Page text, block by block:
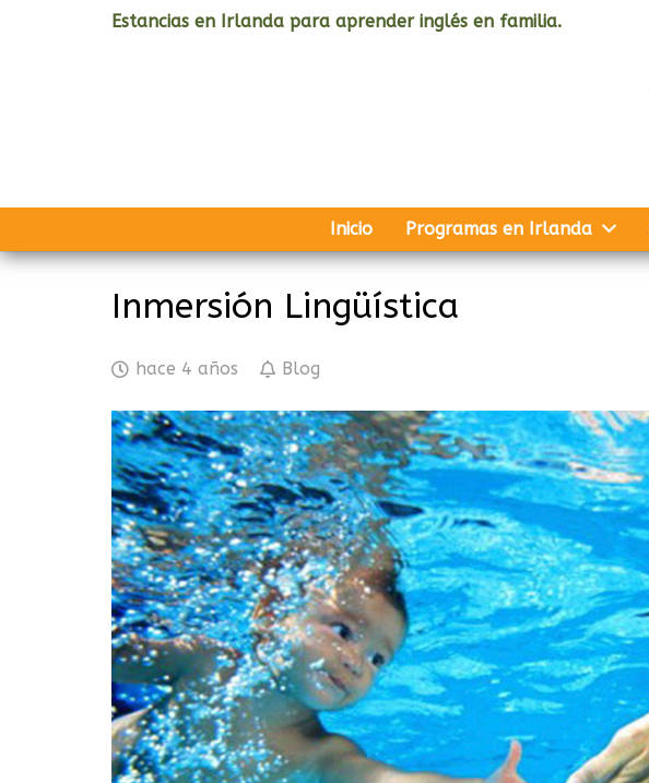
Estancias en Irlanda para aprender inglés en familia.
Inicio Programas en Irlanda
Inmersión Lingüística
hace 4 años Blog